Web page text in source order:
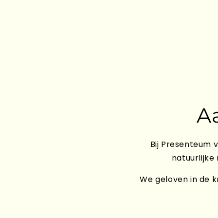
Bij Presenteum
natuurlijke
We geloven in de